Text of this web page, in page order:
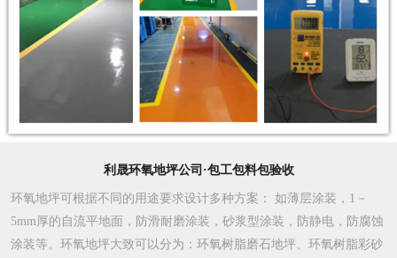
利晟环氧地坪公司·包工包料包验收
环氧地坪可根据不同的用途要求设计多种方案 ： 如薄层涂装，1－
5mm厚的自流平地面，防滑耐磨涂装，砂浆型涂装，防静电，防腐蚀
涂装等。环氧地坪大致可以分为：环氧树脂磨石地坪、环氧树脂彩砂